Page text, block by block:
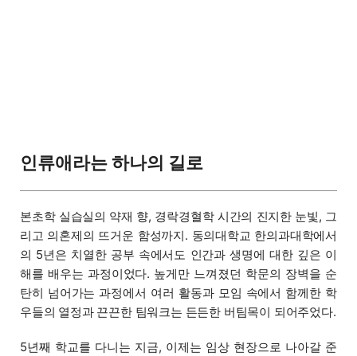
인류애라는 하나의 길로
본초학 실습실의 약재 향, 경락경혈학 시간의 진지한 눈빛, 그
리고 의혼제의 뜨거운 함성까지. 동의대학교 한의과대학에서
의 5년은 치열한 공부 속에서도 인간과 생명에 대한 깊은 이
해를 배우는 과정이었다. 높게만 느껴졌던 학문의 장벽을 순
탄히 넘어가는 과정에서 여러 활동과 모임 속에서 함께한 학
우들의 열정과 끈끈한 팀워크는 든든한 버팀목이 되어주었다.
5년째 학교를 다니는 지금, 이제는 임상 현장으로 나아갈 준